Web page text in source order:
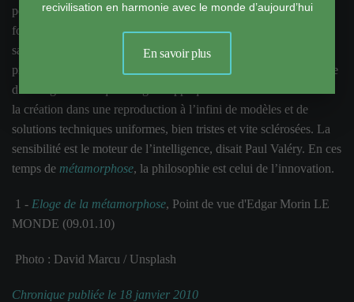
pointe de mépris ou d’exaspération. Et bien non, les exigences
formelles et la philosophie sont indissociables. La philosophie
sans exigences claires en termes d’objectifs ne résoudra pas le
problème du réchauffement climatique. L’abandon de toute forme
d’intelligence dès qu’il s’agit d’appliquer des normes enfermerait
la création dans une reproduction à l’infini de modèles et de
solutions techniques uniformes, bien tristes et vite sclérosées. La
sensibilité est le moteur de l’intelligence, disait Paul Valéry. En ces
temps de métamorphose, la philosophie est celui de l’innovation.
1 - Eloge de la métamorphose, Point de vue d'Edgar Morin LE
MONDE (09.01.10)
Photo : David Marcu / Unsplash
Chronique publiée le 18 janvier 2010
recivilisation en harmonie avec le monde d’aujourd’hui
En savoir plus